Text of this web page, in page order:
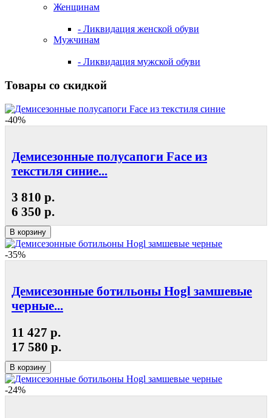
Женщинам
- Ликвидация женской обуви
Мужчинам
- Ликвидация мужской обуви
Товары со скидкой
-40%
Демисезонные полусапоги Face из
текстиля синие...
3 810 р.
6 350 р.
В корзину
-35%
Демисезонные ботильоны Hogl замшевые
черные...
11 427 р.
17 580 р.
В корзину
-24%